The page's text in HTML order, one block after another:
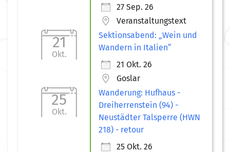
27 Sep. 26
Veranstaltungstext
21
Okt.
Sektionsabend: „Wein und
Wandern in Italien“
21 Okt. 26
Goslar
25
Okt.
Wanderung: Hufhaus -
Dreiherrenstein (94) -
Neustädter Talsperre (HWN
218) - retour
25 Okt. 26